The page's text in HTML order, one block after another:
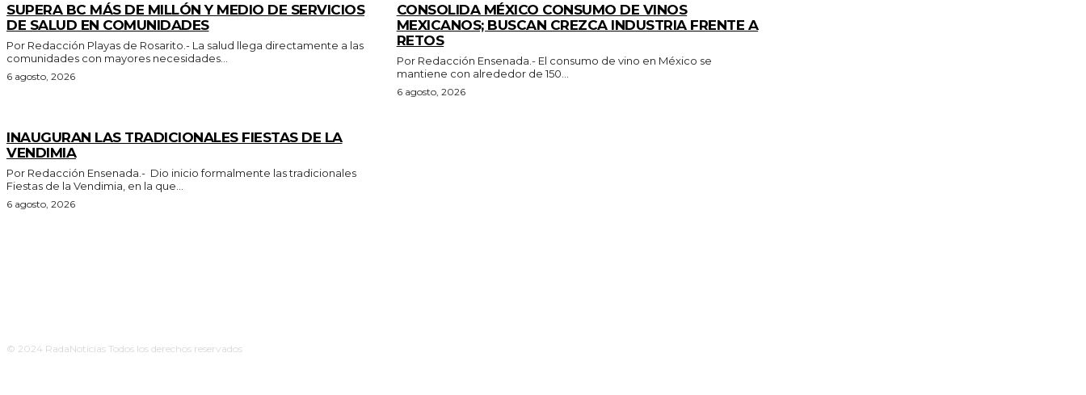
SUPERA BC MÁS DE MILLÓN Y MEDIO DE SERVICIOS
DE SALUD EN COMUNIDADES
Por Redacción Playas de Rosarito.- La salud llega directamente a las
comunidades con mayores necesidades...
6 agosto, 2026
CONSOLIDA MÉXICO CONSUMO DE VINOS
MEXICANOS; BUSCAN CREZCA INDUSTRIA FRENTE A
RETOS
Por Redacción Ensenada.- El consumo de vino en México se
mantiene con alrededor de 150...
6 agosto, 2026
INAUGURAN LAS TRADICIONALES FIESTAS DE LA
VENDIMIA
Por Redacción Ensenada.- Dio inicio formalmente las tradicionales
Fiestas de la Vendimia, en la que...
6 agosto, 2026
© 2024 RadaNoticias Todos los derechos reservados